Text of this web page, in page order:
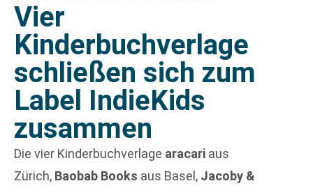
Vier
Kinderbuchverlage
schließen sich zum
Label IndieKids
zusammen
Die vier Kinderbuchverlage aracari aus
Zürich, Baobab Books aus Basel, Jacoby &